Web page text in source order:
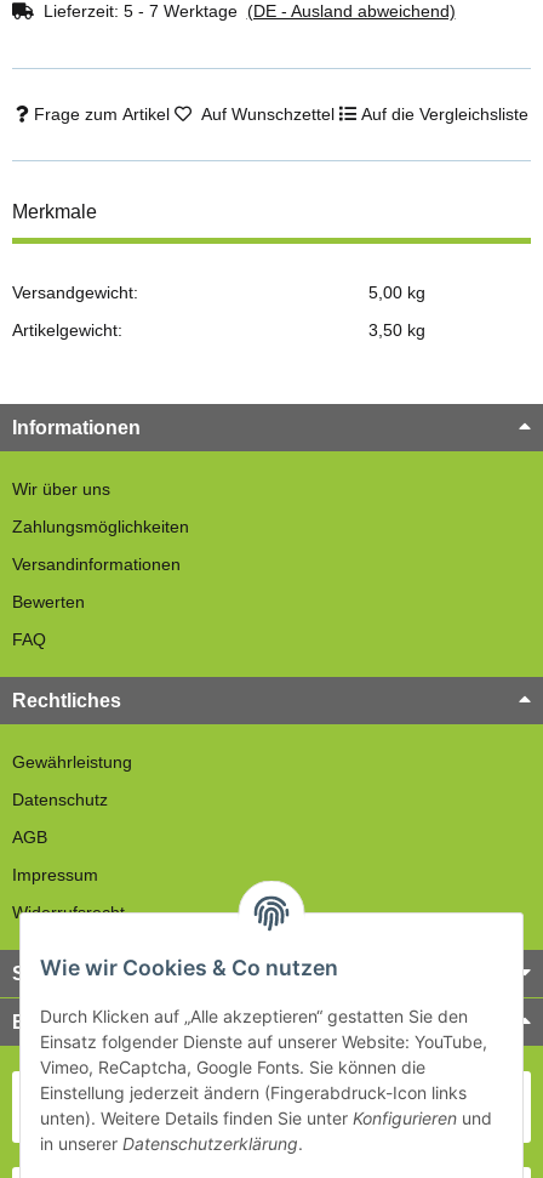
Lieferzeit: 5 - 7 Werktage (DE - Ausland abweichend)
Frage zum Artikel Auf Wunschzettel Auf die Vergleichsliste
Merkmale
Versandgewicht:
5,00 kg
Artikelgewicht:
3,50 kg
Informationen
Wir über uns
Zahlungsmöglichkeiten
Versandinformationen
Bewerten
FAQ
Rechtliches
Gewährleistung
Datenschutz
AGB
Impressum
Widerrufsrecht
Service
Bezahlung & Versand
Wie wir Cookies & Co nutzen
Durch Klicken auf „Alle akzeptieren“ gestatten Sie den
Einsatz folgender Dienste auf unserer Website: YouTube,
Vimeo, ReCaptcha, Google Fonts. Sie können die
Einstellung jederzeit ändern (Fingerabdruck-Icon links
unten). Weitere Details finden Sie unter Konfigurieren und
in unserer Datenschutzerklärung.